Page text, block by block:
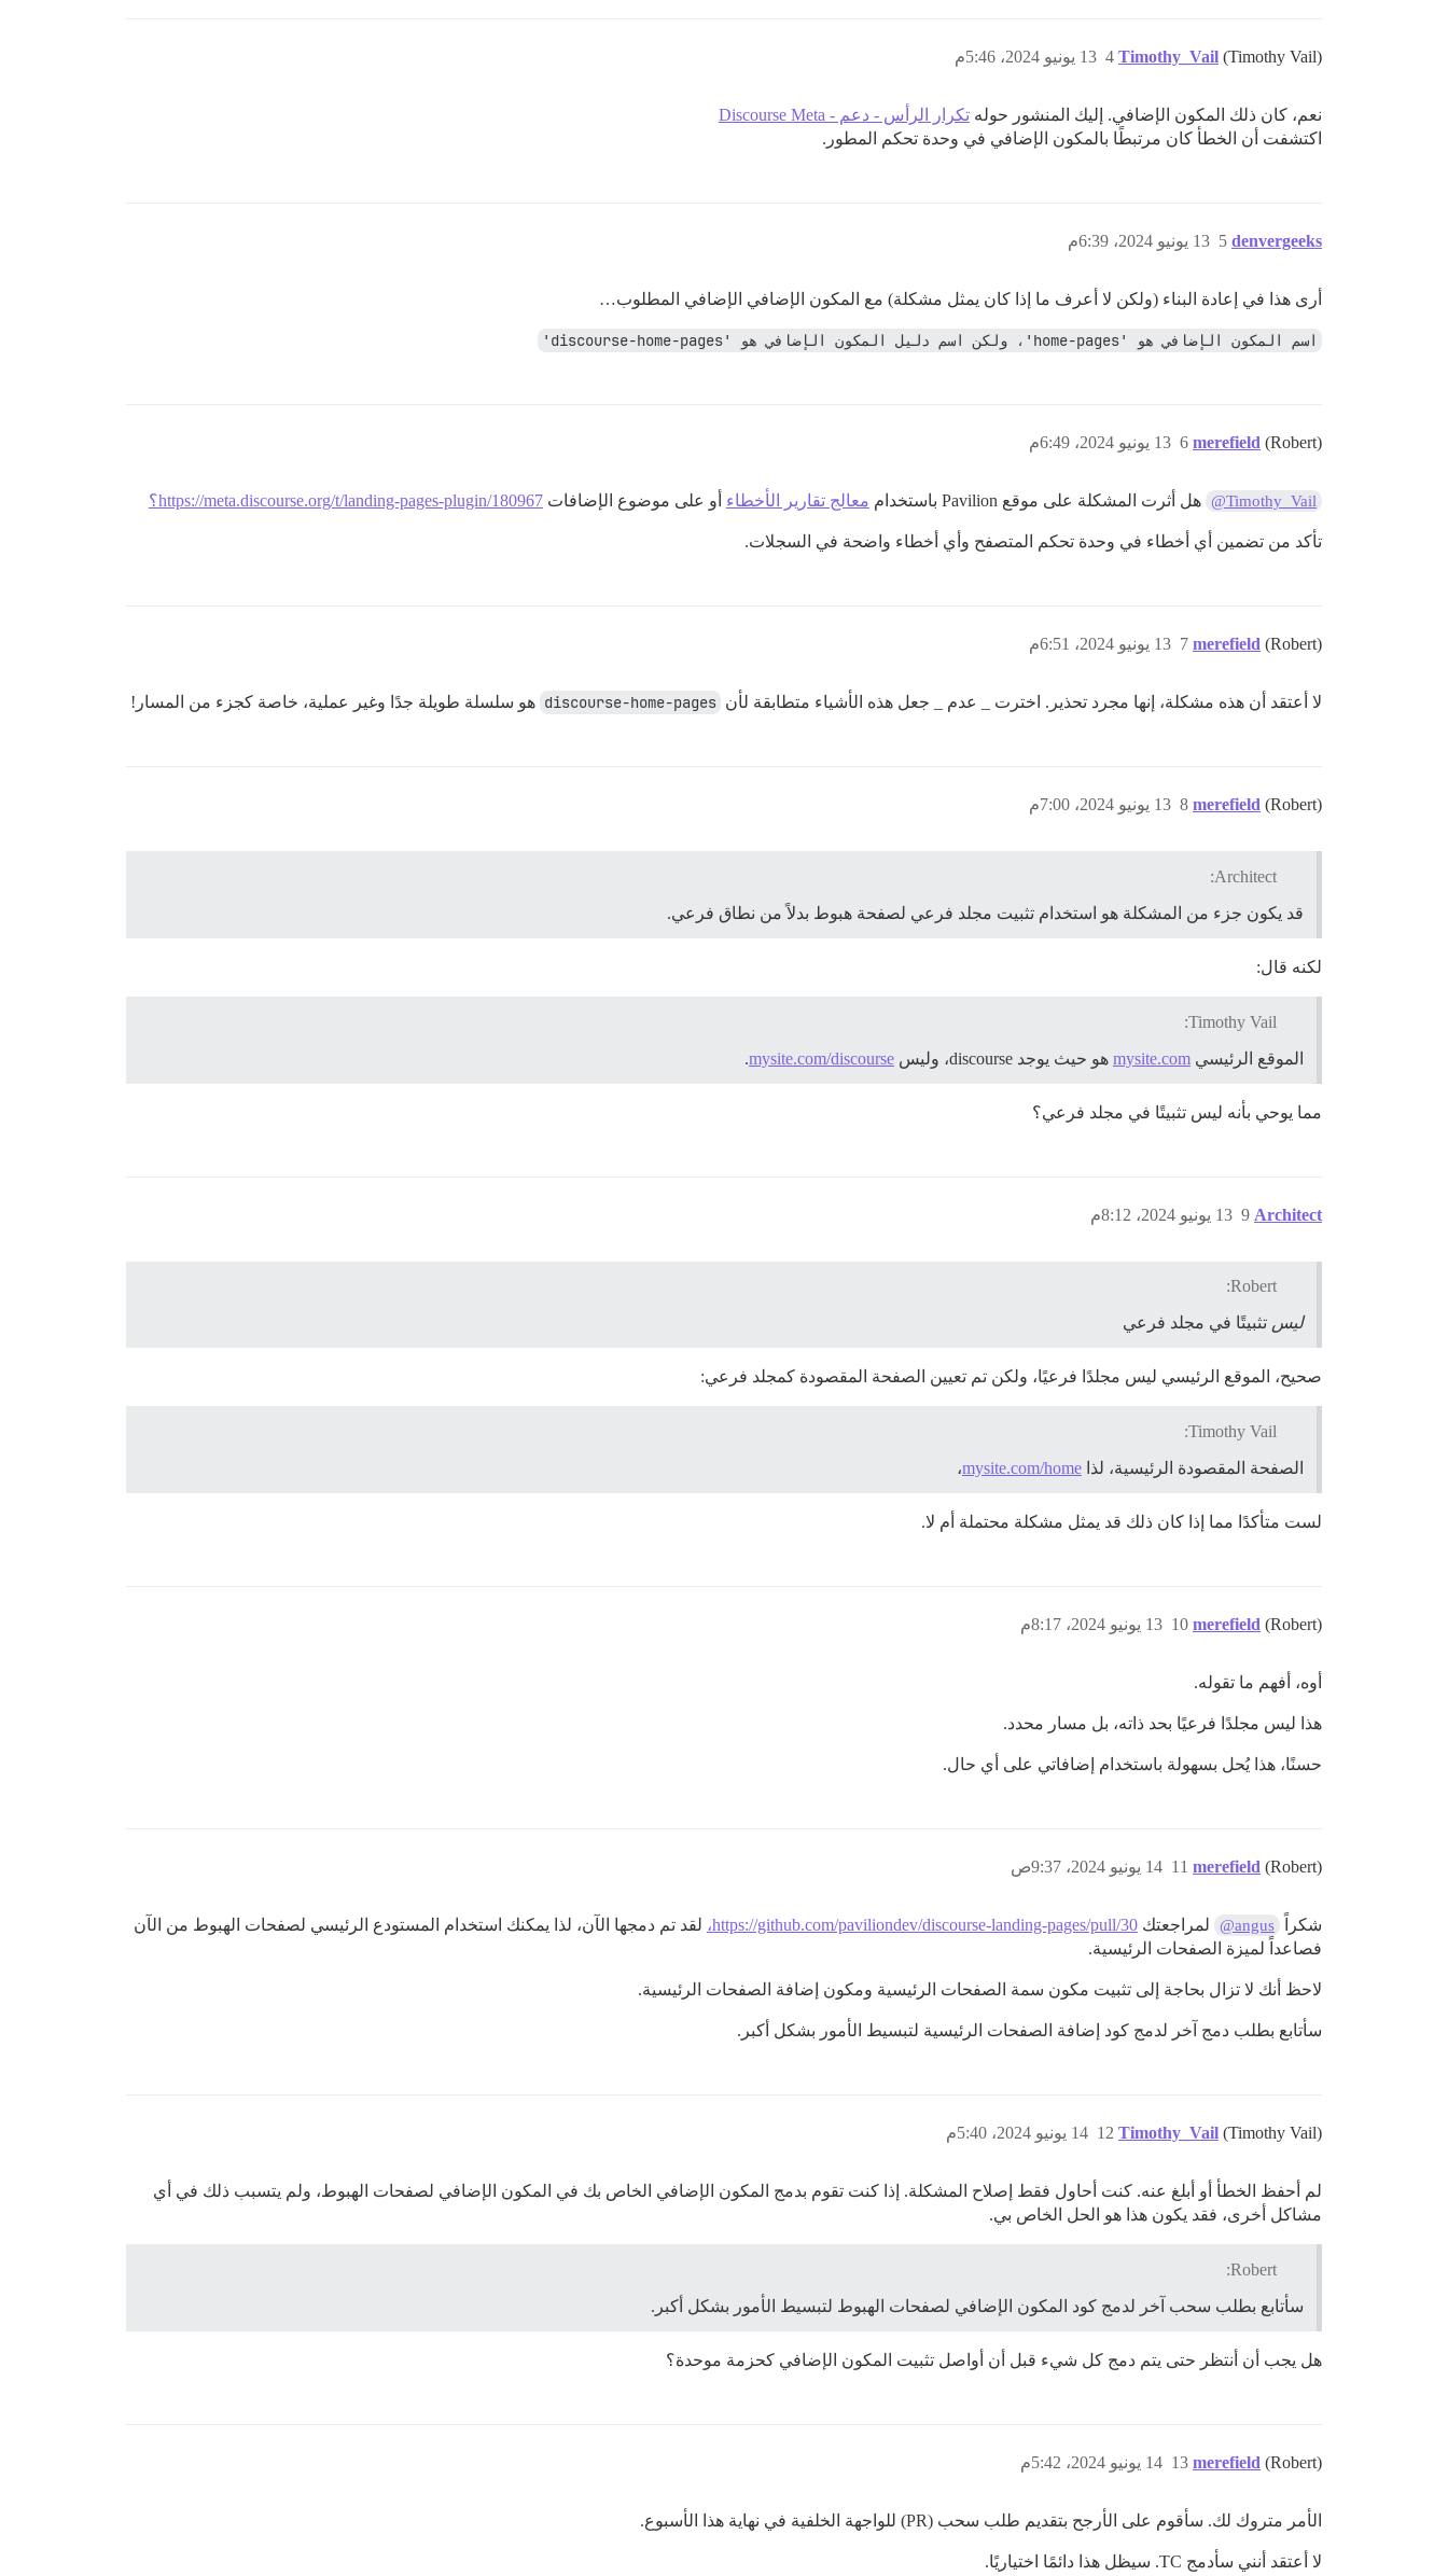
Timothy_Vail (Timothy Vail) 13 يونيو 2024، 5:46م 4
نعم، كان ذلك المكون الإضافي. إليك المنشور حوله تكرار الرأس - دعم - Discourse Meta
اكتشفت أن الخطأ كان مرتبطًا بالمكون الإضافي في وحدة تحكم المطور.
denvergeeks 13 يونيو 2024، 6:39م 5
أرى هذا في إعادة البناء (ولكن لا أعرف ما إذا كان يمثل مشكلة) مع المكون الإضافي الإضافي المطلوب…
اسم المكون الإضافي هو 'home-pages'، ولكن اسم دليل المكون الإضافي هو 'discourse-home-pages'
merefield (Robert) 13 يونيو 2024، 6:49م 6
@Timothy_Vail هل أثرت المشكلة على موقع Pavilion باستخدام معالج تقارير الأخطاء أو على موضوع الإضافاتhttps://meta.discourse.org/t/landing-pages-plugin/180967؟
تأكد من تضمين أي أخطاء في وحدة تحكم المتصفح وأي أخطاء واضحة في السجلات.
merefield (Robert) 13 يونيو 2024، 6:51م 7
لا أعتقد أن هذه مشكلة، إنها مجرد تحذير. اخترت _ عدم _ جعل هذه الأشياء متطابقة لأن discourse-home-pages هو سلسلة طويلة جدًا وغير عملية، خاصة كجزء من المسار!
merefield (Robert) 13 يونيو 2024، 7:00م 8
Architect:
قد يكون جزء من المشكلة هو استخدام تثبيت مجلد فرعي لصفحة هبوط بدلاً من نطاق فرعي.
لكنه قال:
Timothy Vail:
الموقع الرئيسي mysite.com هو حيث يوجد discourse، وليس mysite.com/discourse
.
مما يوحي بأنه ليس تثبيتًا في مجلد فرعي؟
Architect 13 يونيو 2024، 8:12م 9
Robert:
ليس تثبيتًا في مجلد فرعي
صحيح، الموقع الرئيسي ليس مجلدًا فرعيًا، ولكن تم تعيين الصفحة المقصودة كمجلد فرعي:
Timothy Vail:
الصفحة المقصودة الرئيسية، لذا mysite.com/home،
لست متأكدًا مما إذا كان ذلك قد يمثل مشكلة محتملة أم لا.
merefield (Robert) 13 يونيو 2024، 8:17م 10
أوه، أفهم ما تقوله.
هذا ليس مجلدًا فرعيًا بحد ذاته، بل مسار محدد.
حسنًا، هذا يُحل بسهولة باستخدام إضافاتي على أي حال.
merefield (Robert) 14 يونيو 2024، 9:37ص 11
شكراً @angus لمراجعتكhttps://github.com/paviliondev/discourse-landing-pages/pull/30، لقد تم دمجها الآن، لذا يمكنك استخدام المستودع الرئيسي لصفحات الهبوط من الآن
فصاعداً لميزة الصفحات الرئيسية.
لاحظ أنك لا تزال بحاجة إلى تثبيت مكون سمة الصفحات الرئيسية ومكون إضافة الصفحات الرئيسية.
سأتابع بطلب دمج آخر لدمج كود إضافة الصفحات الرئيسية لتبسيط الأمور بشكل أكبر.
Timothy_Vail (Timothy Vail) 14 يونيو 2024، 5:40م 12
لم أحفظ الخطأ أو أبلغ عنه. كنت أحاول فقط إصلاح المشكلة. إذا كنت تقوم بدمج المكون الإضافي الخاص بك في المكون الإضافي لصفحات الهبوط، ولم يتسبب ذلك في أي
مشاكل أخرى، فقد يكون هذا هو الحل الخاص بي.
Robert:
سأتابع بطلب سحب آخر لدمج كود المكون الإضافي لصفحات الهبوط لتبسيط الأمور بشكل أكبر.
هل يجب أن أنتظر حتى يتم دمج كل شيء قبل أن أواصل تثبيت المكون الإضافي كحزمة موحدة؟
merefield (Robert) 14 يونيو 2024، 5:42م 13
الأمر متروك لك. سأقوم على الأرجح بتقديم طلب سحب (PR) للواجهة الخلفية في نهاية هذا الأسبوع.
لا أعتقد أنني سأدمج TC. سيظل هذا دائمًا اختياريًا.